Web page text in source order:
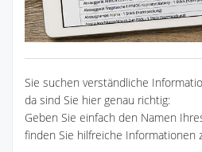
Sie suchen verständliche
da sind Sie hier genau richtig:
Geben Sie einfach den Namen
finden Sie hilfreiche Informationen